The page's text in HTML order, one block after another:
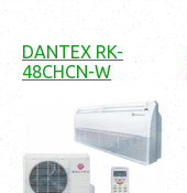
DANTEX RK-
48CHCN-W